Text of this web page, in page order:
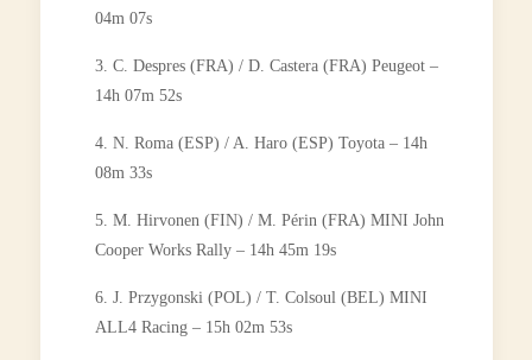
04m 07s
3. C. Despres (FRA) / D. Castera (FRA) Peugeot –
14h 07m 52s
4. N. Roma (ESP) / A. Haro (ESP) Toyota – 14h
08m 33s
5. M. Hirvonen (FIN) / M. Périn (FRA) MINI John
Cooper Works Rally – 14h 45m 19s
6. J. Przygonski (POL) / T. Colsoul (BEL) MINI
ALL4 Racing – 15h 02m 53s